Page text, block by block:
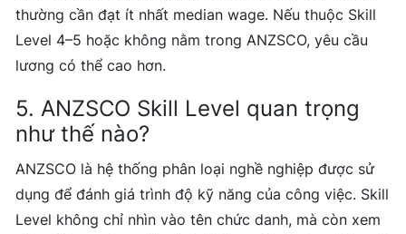
thường cần đạt ít nhất median wage. Nếu thuộc Skill
Level 4–5 hoặc không nằm trong ANZSCO, yêu cầu
lương có thể cao hơn.
5. ANZSCO Skill Level quan trọng
như thế nào?
ANZSCO là hệ thống phân loại nghề nghiệp được sử
dụng để đánh giá trình độ kỹ năng của công việc. Skill
Level không chỉ nhìn vào tên chức danh, mà còn xem